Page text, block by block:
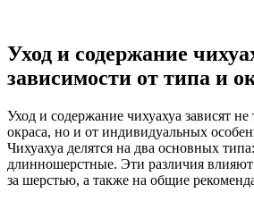
Уход и содержание
зависимости от типа и
Уход и содержание чихуахуа зависят не
окраса, но и от индивидуальных
Чихуахуа делятся на два основных
длинношерстные. Эти различия влияют
за шерстью, а также на общие